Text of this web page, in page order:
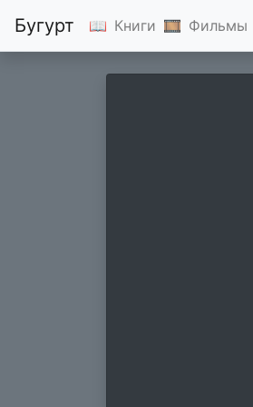
Бугурт 📖 Книги 🎞 Фильмы